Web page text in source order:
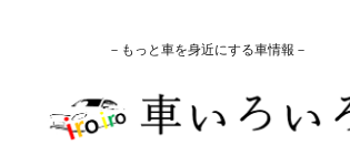
－もっと車を身近にする車情報－